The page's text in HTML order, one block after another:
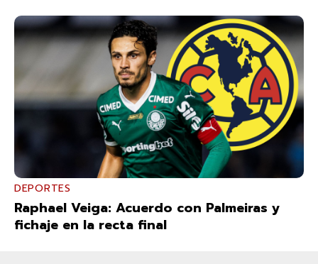
DEPORTES
Raphael Veiga: Acuerdo con Palmeiras y
fichaje en la recta final